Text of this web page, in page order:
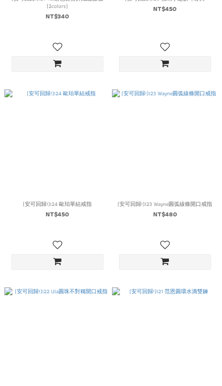
(2colors)
NT$340
NT$450
(安可回歸!)I24 歐珀單結戒指
NT$450
(安可回歸!)I23 Wayne圓弧線條開口戒指
NT$480